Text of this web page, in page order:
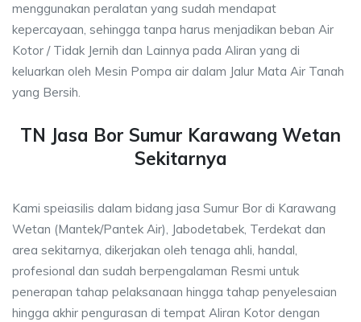
menggunakan peralatan yang sudah mendapat
kepercayaan, sehingga tanpa harus menjadikan beban Air
Kotor / Tidak Jernih dan Lainnya pada Aliran yang di
keluarkan oleh Mesin Pompa air dalam Jalur Mata Air Tanah
yang Bersih.
TN Jasa Bor Sumur Karawang Wetan
Sekitarnya
Kami speiasilis dalam bidang jasa Sumur Bor di Karawang
Wetan (Mantek/Pantek Air), Jabodetabek, Terdekat dan
area sekitarnya, dikerjakan oleh tenaga ahli, handal,
profesional dan sudah berpengalaman Resmi untuk
penerapan tahap pelaksanaan hingga tahap penyelesaian
hingga akhir pengurasan di tempat Aliran Kotor dengan